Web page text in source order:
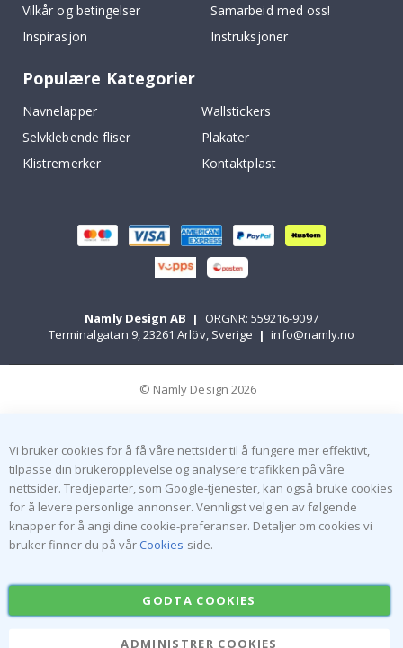
Vilkår og betingelser
Inspirasjon
Samarbeid med oss!
Instruksjoner
Populære Kategorier
Navnelapper
Wallstickers
Selvklebende fliser
Plakater
Klistremerker
Kontaktplast
Namly Design AB |
ORGNR: 559216-9097
Terminalgatan 9, 23261 Arlöv, Sverige | info@namly.no
© Namly Design 2026
Vi bruker cookies for å få våre nettsider til å fungere mer effektivt,
tilpasse din brukeropplevelse og analysere trafikken på våre
nettsider. Tredjeparter, som Google-tjenester, kan også bruke cookies
for å levere personlige annonser. Vennligst velg en av følgende
knapper for å angi dine cookie-preferanser. Detaljer om cookies vi
bruker finner du på vår Cookies-side.
GODTA COOKIES
ADMINISTRER COOKIES